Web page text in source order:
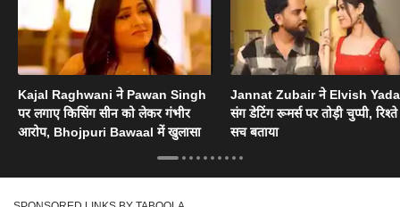
Kajal Raghwani ने Pawan Singh
पर लगाए किसिंग सीन को लेकर गंभीर
आरोप, Bhojpuri Bawaal में खुलासा
Jannat Zubair ने Elvish
संग डेटिंग रूमर्स पर तोड़ी चुप्पी,
सच बताया